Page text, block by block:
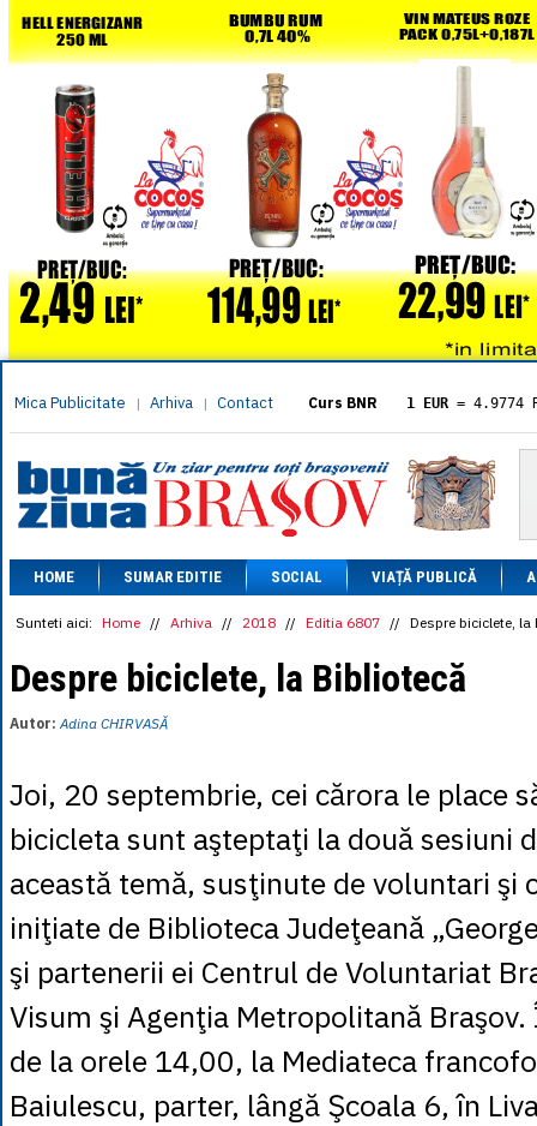
Mica Publicitate | Arhiva | Contact Curs BNR 1 EUR = 4.9774
= 5.8304
1 XAU= 464.4611
1 AED= 1.1933
1 AUD= 2.7957
1 BGN= 2.5449
1 CAD= 3.1559
1 CHF= 5.2813
1 CNY= 0.6015
1 DKK
= 0.6668
1 EGP= 0.0860
1 MDL= 0.2538
1 MXN
1 NOK= 0.4191
1 PLN= 1.1646
= 0.0425
1 RUB= 0.0530
1 SEK = 0.4526
1 TRY = 0.1141
1 UAH= 0.1048
1 XDR = 5.9383
1 ZAR = 0.2318
HOME SUMAR EDITIE SOCIAL VIAȚĂ PUBLICĂ
Sunteti aici: Home // Arhiva // 2018 // Editia 6807 // Despre biciclete, la
Despre biciclete, la Bibliotecă
Autor:Adina CHIRVASĂ
Joi, 20 septembrie, cei cărora le place
bicicleta sunt aşteptaţi la două sesiuni
această temă, susţinute de voluntari şi
iniţiate de Biblioteca Judeţeană
şi partenerii ei Centrul de Voluntariat
Visum şi Agenţia Metropolitană
de la orele 14,00, la Mediateca
Baiulescu, parter, lângă Şcoala 6, în